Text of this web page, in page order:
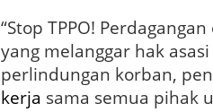
“Stop TPPO!
yang melanggar hak
perlindungan korban,
kerja sama semua pihak